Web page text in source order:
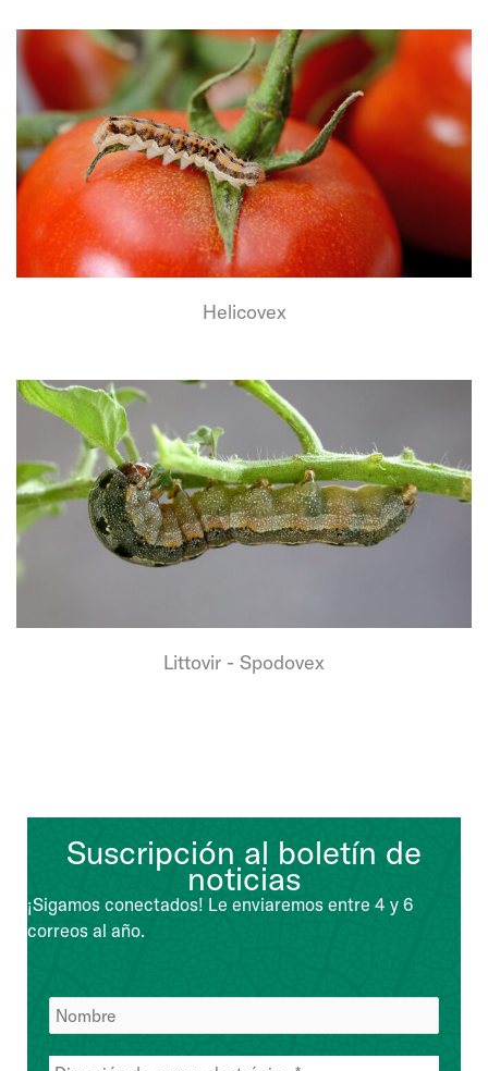
Helicovex
Littovir - Spodovex
Suscripción al boletín de
noticias
¡Sigamos conectados! Le enviaremos entre 4 y 6
correos al año.